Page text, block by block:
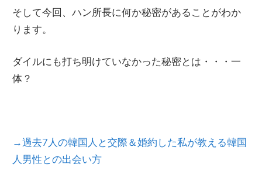
そして今回、ハン所長に何か秘密があることがわか
ります。
ダイルにも打ち明けていなかった秘密とは・・・一
体？
→過去7人の韓国人と交際＆婚約した私が教える韓国
人男性との出会い方